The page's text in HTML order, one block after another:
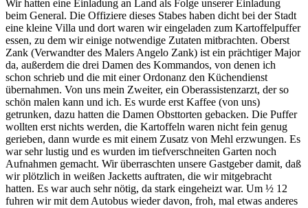
Wir hatten eine Einladung an Land als Folge unserer Einladung
beim General. Die Offiziere dieses Stabes haben dicht bei der Stadt
eine kleine Villa und dort waren wir eingeladen zum Kartoffelpuffer
essen, zu dem wir einige notwendige Zutaten mitbrachten. Oberst
Zank (Verwandter des Malers Angelo Zank) ist ein prächtiger Major
da, außerdem die drei Damen des Kommandos, von denen ich
schon schrieb und die mit einer Ordonanz den Küchendienst
übernahmen. Von uns mein Zweiter, ein Oberassistenzarzt, der so
schön malen kann und ich. Es wurde erst Kaffee (von uns)
getrunken, dazu hatten die Damen Obsttorten gebacken. Die Puffer
wollten erst nichts werden, die Kartoffeln waren nicht fein genug
gerieben, dann wurde es mit einem Zusatz von Mehl erzwungen. Es
war sehr lustig und es wurden im tiefverschneiten Garten noch
Aufnahmen gemacht. Wir überraschten unsere Gastgeber damit, daß
wir plötzlich in weißen Jacketts auftraten, die wir mitgebracht
hatten. Es war auch sehr nötig, da stark eingeheizt war. Um ½ 12
fuhren wir mit dem Autobus wieder davon, froh, mal etwas anderes